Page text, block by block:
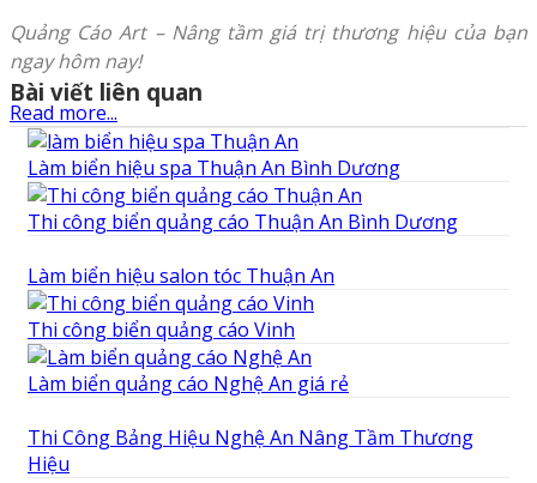
Quảng Cáo Art – Nâng tầm giá trị thương hiệu của bạn
ngay hôm nay!
Read more...
Bài viết liên quan
Làm biển hiệu spa Thuận An Bình Dương
Thi công biển quảng cáo Thuận An Bình Dương
Làm biển hiệu salon tóc Thuận An
Thi công biển quảng cáo Vinh
Làm biển quảng cáo Nghệ An giá rẻ
Thi Công Bảng Hiệu Nghệ An Nâng Tầm Thương
Hiệu